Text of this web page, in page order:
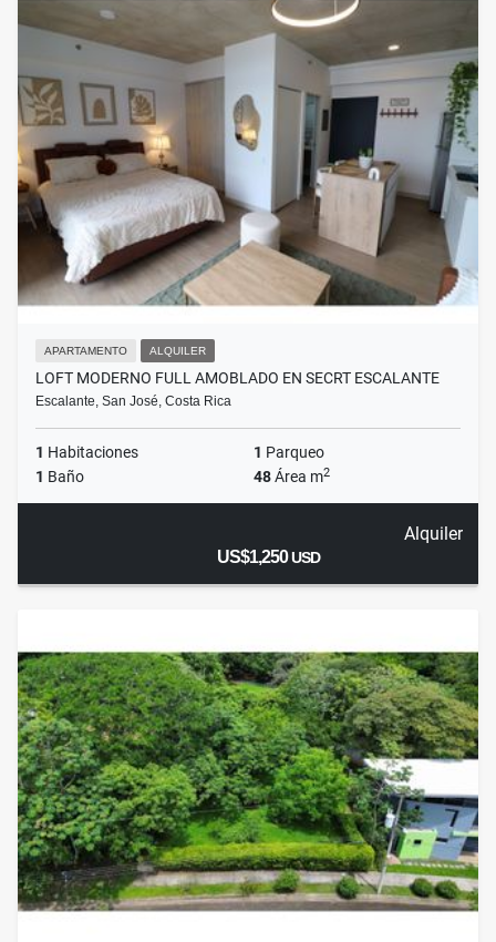
APARTAMENTO ALQUILER
LOFT MODERNO FULL AMOBLADO EN SECRT ESCALANTE
Escalante, San José, Costa Rica
1 Habitaciones 1 Parqueo
1 Baño 48Área m2
Alquiler
US$1,250USD